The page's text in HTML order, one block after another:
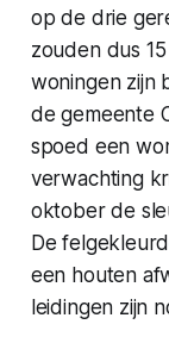
op de drie
zouden dus
woningen zijn
de gemeente
spoed een
verwachting
oktober de
De
een houten
leidingen zijn